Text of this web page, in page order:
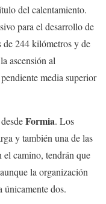
del calentamiento.
para el desarrollo de
de 244 kilómetros y de
ascensión al
media superior
Formia. Los
y también una de las
el camino, tendrán que
la organización
únicamente dos.